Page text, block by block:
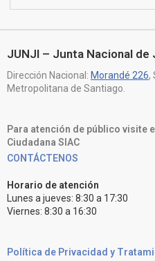
JUNJI – Junta Nacional
Dirección Nacional: Morandé 226,
Metropolitana de Santiago.
Para atención de público visite
Ciudadana SIAC
CONTÁCTENOS
Horario de atención
Lunes a jueves: 8:30 a 17:30
Viernes: 8:30 a 16:30
Política de Privacidad y